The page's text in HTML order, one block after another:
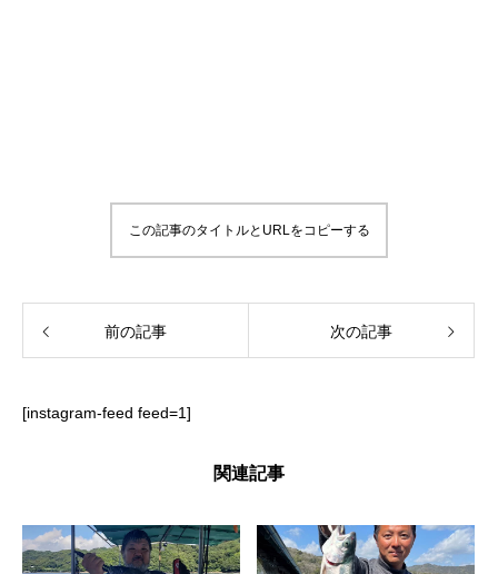
この記事のタイトルとURLをコピーする
前の記事 次の記事
[instagram-feed feed=1]
関連記事